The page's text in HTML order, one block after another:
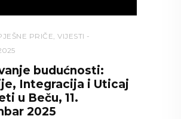
PRIČE VIJESTI
budućnosti:
Integracija i Uticaj
u Beču, 11.
2025